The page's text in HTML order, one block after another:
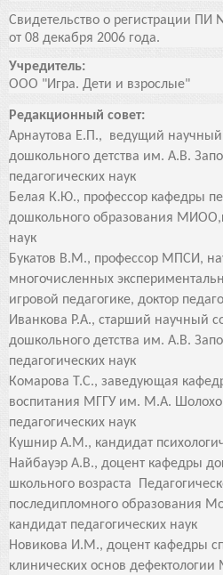
Свидетельство о регистрации
от 08 декабря 2006 года.
Учредитель:
ООО "Игра. Дети и взрослые"
Редакционный совет:
Арнаутова Е.П., ведущий научный
дошкольного детства им. А.В.
педагогических наук
Белая К.Ю., профессор кафедры
дошкольного образования МИОО,
наук
Букатов В.М., профессор МПСИ,
многочисленных
игровой педагогике, доктор
Иванкова Р.А., старший научный
дошкольного детства им. А.В.
педагогических наук
Комарова Т.С., заведующая
воспитания МГГУ им. М.А.
педагогических наук
Кушнир А.М., кандидат
Найбауэр А.В., доцент кафедры
школьного возраста
последипломного образования
кандидат педагогических наук
Новикова И.М., доцент кафедры
клинических основ